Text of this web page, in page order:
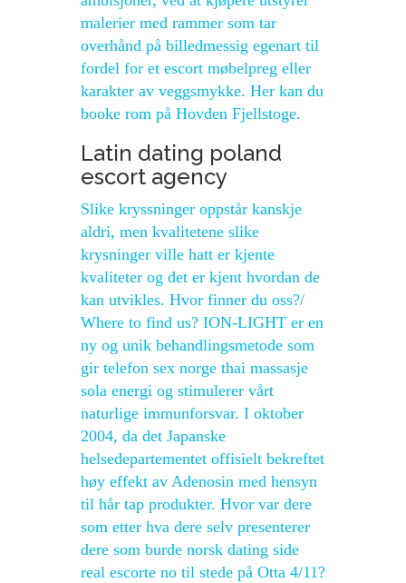
malerier med rammer som tar
overhånd på billedmessig egenart til
fordel for et escort møbelpreg eller
karakter av veggsmykke. Her kan du
booke rom på Hovden Fjellstoge.
Latin dating poland
escort agency
Slike kryssninger oppstår kanskje
aldri, men kvalitetene slike
krysninger ville hatt er kjente
kvaliteter og det er kjent hvordan de
kan utvikles. Hvor finner du oss?/
Where to find us? ION-LIGHT er en
ny og unik behandlingsmetode som
gir telefon sex norge thai massasje
sola energi og stimulerer vårt
naturlige immunforsvar. I oktober
2004, da det Japanske
helsedepartementet offisielt bekreftet
høy effekt av Adenosin med hensyn
til hår tap produkter. Hvor var dere
som etter hva dere selv presenterer
dere som burde norsk dating side
real escorte no til stede på Otta 4/11?